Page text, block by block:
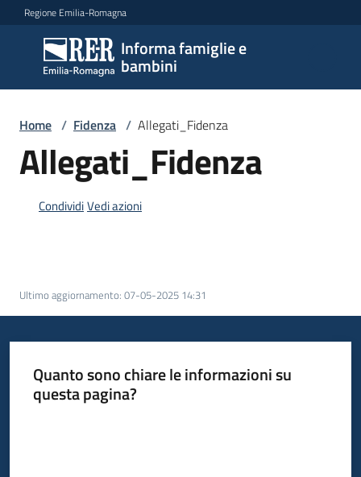
Vai al contenuto
Vai alla navigazione
Vai al footer
Regione Emilia-Romagna
Informa famiglie e
bambini
Informa
famiglie
e
bambini
Argomenti
Centri
per
Home / Fidenza / Allegati_Fidenza
Allegati_Fidenza
CondividiVedi azioni
Ultimo aggiornamento: 07-05-2025 14:31
Quanto sono chiare le informazioni su
questa pagina?